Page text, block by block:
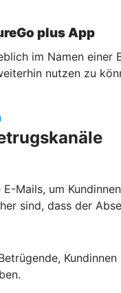
plus App
im Namen
nutzen zu
Mails, um
sind, dass der